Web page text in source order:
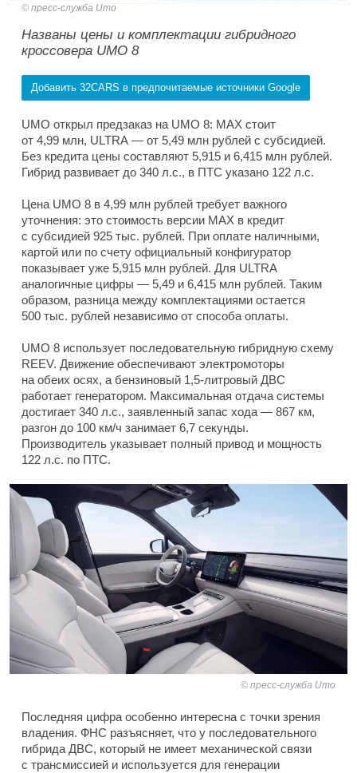
пресс-служба Umo
Названы цены и комплектации гибридного
кроссовера UMO 8
Добавить 32CARS в предпочитаемые источники Google
UMO открыл предзаказ на UMO 8: MAX стоит
от 4,99 млн, ULTRA — от 5,49 млн рублей с субсидией.
Без кредита цены составляют 5,915 и 6,415 млн рублей.
Гибрид развивает до 340 л.с., в ПТС указано 122 л.с.
Цена UMO 8 в 4,99 млн рублей требует важного
уточнения: это стоимость версии MAX в кредит
с субсидией 925 тыс. рублей. При оплате наличными,
картой или по счету официальный конфигуратор
показывает уже 5,915 млн рублей. Для ULTRA
аналогичные цифры — 5,49 и 6,415 млн рублей. Таким
образом, разница между комплектациями остается
500 тыс. рублей независимо от способа оплаты.
UMO 8 использует последовательную гибридную схему
REEV. Движение обеспечивают электромоторы
на обеих осях, а бензиновый 1,5-литровый ДВС
работает генератором. Максимальная отдача системы
достигает 340 л.с., заявленный запас хода — 867 км,
разгон до 100 км/ч занимает 6,7 секунды.
Производитель указывает полный привод и мощность
122 л.с. по ПТС.
пресс-служба Umo
Последняя цифра особенно интересна с точки зрения
владения. ФНС разъясняет, что у последовательного
гибрида ДВС, который не имеет механической связи
с трансмиссией и используется для генерации